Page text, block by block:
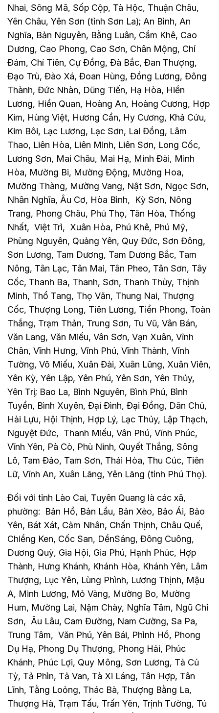
Nhai, Sông Mã, Sốp Cộp, Tà Hộc, Thuận Châu,
Yên Châu, Yên Sơn (tỉnh Sơn La); An Bình, An
Nghĩa, Bản Nguyên, Bằng Luân, Cẩm Khê, Cao
Dương, Cao Phong, Cao Sơn, Chân Mộng, Chí
Đám, Chí Tiên, Cự Đồng, Đà Bắc, Đan Thượng,
Đạo Trù, Đào Xá, Đoan Hùng, Đồng Lương, Đông
Thành, Đức Nhàn, Dũng Tiến, Hạ Hòa, Hiền
Lương, Hiền Quan, Hoàng An, Hoàng Cương, Hợp
Kim, Hùng Việt, Hương Cần, Hy Cương, Khả Cửu,
Kim Bôi, Lạc Lương, Lạc Sơn, Lai Đồng, Lâm
Thao, Liên Hòa, Liên Minh, Liên Sơn, Long Cốc,
Lương Sơn, Mai Châu, Mai Hạ, Minh Đài, Minh
Hòa, Mường Bi, Mường Động, Mường Hoa,
Mường Thàng, Mường Vang, Nật Sơn, Ngọc Sơn,
Nhân Nghĩa, Âu Cơ, Hòa Bình, Kỳ Sơn, Nông
Trang, Phong Châu, Phú Thọ, Tân Hòa, Thống
Nhất, Việt Trì, Xuân Hòa, Phú Khê, Phú Mỹ,
Phùng Nguyên, Quảng Yên, Quy Đức, Sơn Đông,
Sơn Lương, Tam Dương, Tam Dương Bắc, Tam
Nông, Tân Lạc, Tân Mai, Tân Pheo, Tân Sơn, Tây
Cốc, Thanh Ba, Thanh, Sơn, Thanh Thủy, Thịnh
Minh, Thổ Tang, Thọ Văn, Thung Nai, Thượng
Cốc, Thượng Long, Tiên Lương, Tiền Phong, Toàn
Thắng, Trạm Thản, Trung Sơn, Tu Vũ, Vân Bán,
Văn Lang, Văn Miếu, Vân Sơn, Vạn Xuân, Vĩnh
Chân, Vĩnh Hưng, Vĩnh Phú, Vĩnh Thành, Vĩnh
Tường, Võ Miếu, Xuân Đài, Xuân Lũng, Xuân Viên,
Yên Kỳ, Yên Lập, Yên Phú, Yên Sơn, Yên Thủy,
Yên Trị; Bao La, Bình Nguyên, Bình Phú, Bình
Tuyền, Bình Xuyên, Đại Đình, Đại Đồng, Dân Chủ,
Hải Lựu, Hội Thịnh, Hợp Lý, Lạc Thủy, Lập Thạch,
Nguyệt Đức, Thanh Miếu, Vân Phú, Vĩnh Phúc,
Vĩnh Yên, Pà Cò, Phù Ninh, Quyết Thắng, Sông
Lô, Tam Đảo, Tam Sơn, Thái Hòa, Thu Cúc, Tiên
Lữ, Vĩnh An, Xuân Lãng, Yên Lãng (tỉnh Phú Thọ).
Đối với tỉnh Lào Cai, Tuyên Quang là các xã,
phường: Bản Hồ, Bản Lầu, Bản Xèo, Bảo Ái, Bảo
Yên, Bát Xát, Cảm Nhân, Chấn Thịnh, Châu Quế,
Chiềng Ken, Cốc San, DềnSáng, Đông Cuông,
Dương Quỳ, Gia Hội, Gia Phú, Hạnh Phúc, Hợp
Thành, Hưng Khánh, Khánh Hòa, Khánh Yên, Lâm
Thượng, Lục Yên, Lùng Phình, Lương Thịnh, Mậu
A, Minh Lương, Mỏ Vàng, Mường Bo, Mường
Hum, Mường Lai, Nậm Chày, Nghĩa Tâm, Ngũ Chỉ
Sơn, Âu Lâu, Cam Đường, Nam Cường, Sa Pa,
Trung Tâm, Văn Phú, Yên Bái, Phình Hồ, Phong
Dụ Hạ, Phong Dụ Thượng, Phong Hải, Phúc
Khánh, Phúc Lợi, Quy Mông, Sơn Lương, Tả Củ
Tỷ, Tả Phìn, Tả Van, Tà Xi Láng, Tân Hợp, Tân
Lĩnh, Tằng Loỏng, Thác Bà, Thượng Bằng La,
Thượng Hà, Trạm Tấu, Trấn Yên, Trịnh Tường, Tú